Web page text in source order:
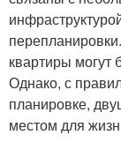
квартиры могут
Однако, с
планировке,
местом для